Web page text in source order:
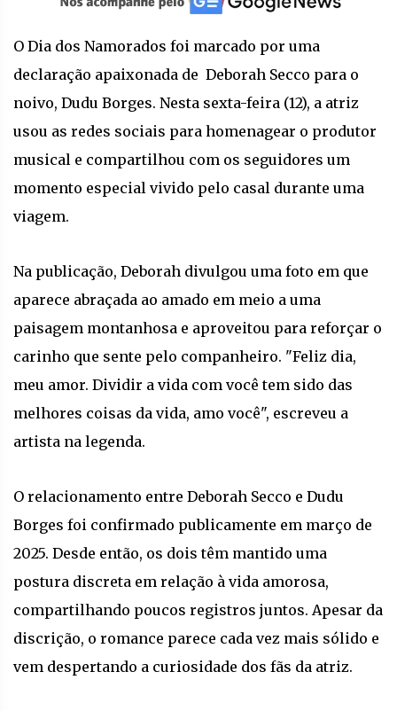
O Dia dos Namorados foi marcado por uma
declaração apaixonada de Deborah Secco para o
noivo, Dudu Borges. Nesta sexta-feira (12), a atriz
usou as redes sociais para homenagear o produtor
musical e compartilhou com os seguidores um
momento especial vivido pelo casal durante uma
viagem.
Na publicação, Deborah divulgou uma foto em que
aparece abraçada ao amado em meio a uma
paisagem montanhosa e aproveitou para reforçar o
carinho que sente pelo companheiro. "Feliz dia,
meu amor. Dividir a vida com você tem sido das
melhores coisas da vida, amo você", escreveu a
artista na legenda.
O relacionamento entre Deborah Secco e Dudu
Borges foi confirmado publicamente em março de
2025. Desde então, os dois têm mantido uma
postura discreta em relação à vida amorosa,
compartilhando poucos registros juntos. Apesar da
discrição, o romance parece cada vez mais sólido e
vem despertando a curiosidade dos fãs da atriz.